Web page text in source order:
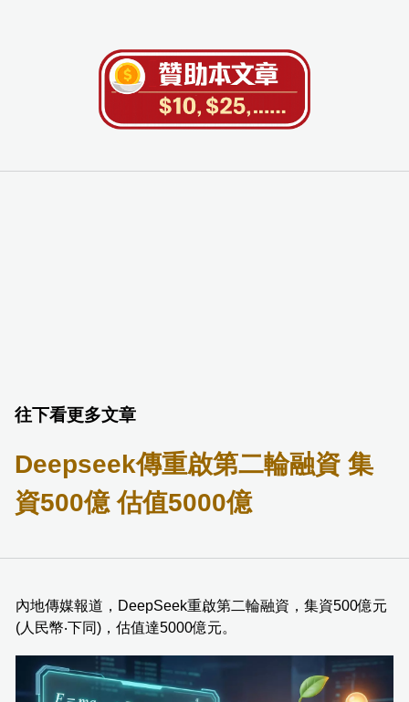
往下看更多文章
Deepseek傳重啟第二輪融資 集
資500億 估值5000億
內地傳媒報道，DeepSeek重啟第二輪融資，集資500億元
(人民幣‧下同)，估值達5000億元。